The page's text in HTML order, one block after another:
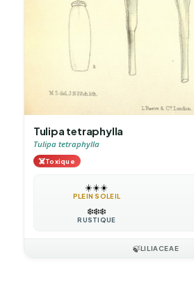
Tulipa tetraphylla
Tulipa tetraphylla
☠️Toxique
☀️☀️☀️
PLEIN SOLEIL
❄️❄️❄️
RUSTIQUE
🍃LILIACEAE